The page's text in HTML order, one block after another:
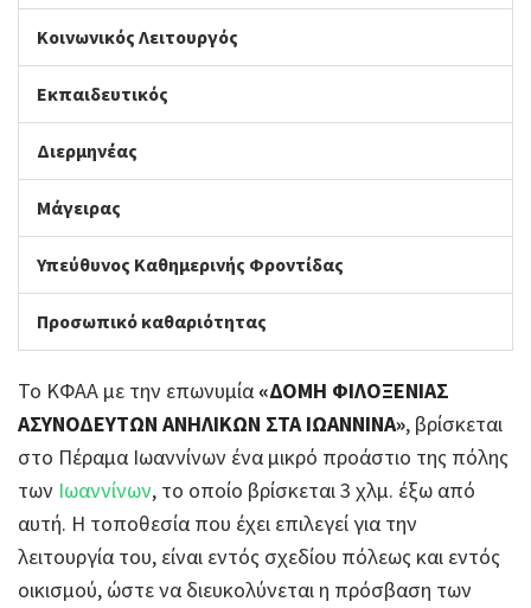
Κοινωνικός Λειτουργός
Εκπαιδευτικός
Διερμηνέας
Μάγειρας
Υπεύθυνος Καθημερινής Φροντίδας
Προσωπικό καθαριότητας
Το ΚΦΑΑ με την επωνυμία«ΔΟΜΗ ΦΙΛΟΞΕΝΙΑΣ
ΑΣΥΝΟΔΕΥΤΩΝ ΑΝΗΛΙΚΩΝ ΣΤΑ ΙΩΑΝΝΙΝΑ», βρίσκεται
στο Πέραμα Ιωαννίνων ένα μικρό προάστιο της πόλης
των Ιωαννίνων, το οποίο βρίσκεται 3 χλμ. έξω από
αυτή. Η τοποθεσία που έχει επιλεγεί για την
λειτουργία του, είναι εντός σχεδίου πόλεως και εντός
οικισμού, ώστε να διευκολύνεται η πρόσβαση των